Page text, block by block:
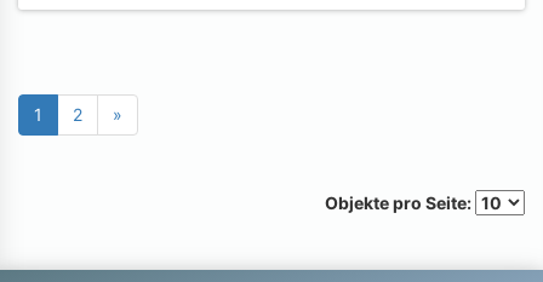
1 2 »
Objekte pro Seite: